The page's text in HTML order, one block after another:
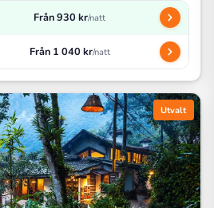
Från 930 kr/natt
Från 1 040 kr/natt
Utvalt